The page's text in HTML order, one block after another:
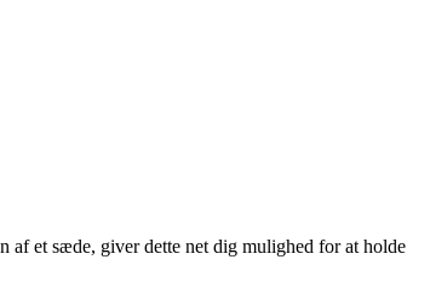
af et sæde, giver dette net dig mulighed for at holde